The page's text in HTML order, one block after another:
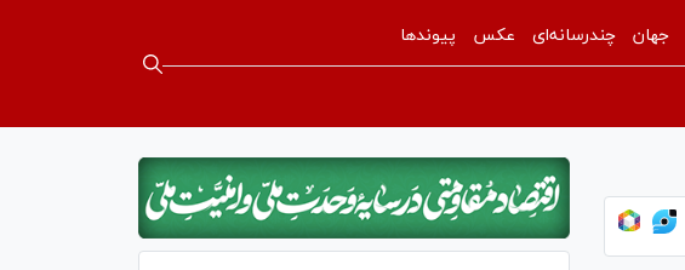
جهان چندرسانه‌ای عکس پیوندها